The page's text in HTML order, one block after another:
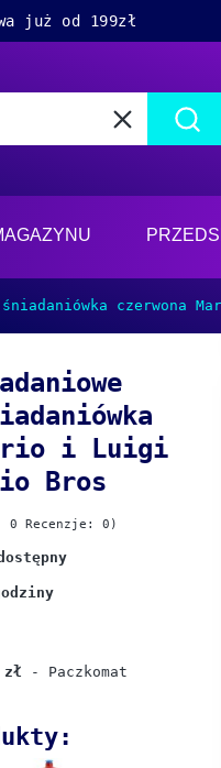
już od 199zł
Wyczyść
śniadaniówka czerwona
i Luigi
Bros
0 Recenzje: 0)
zł
- Paczkomat